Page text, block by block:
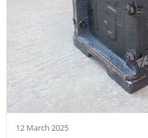
12 March 2025